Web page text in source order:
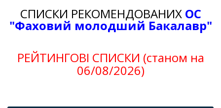
СПИСКИ РЕКОМЕНДОВАНИХ ОС
"Фаховий молодший Бакалавр"
РЕЙТИНГОВІ СПИСКИ (станом на
06/08/2026)